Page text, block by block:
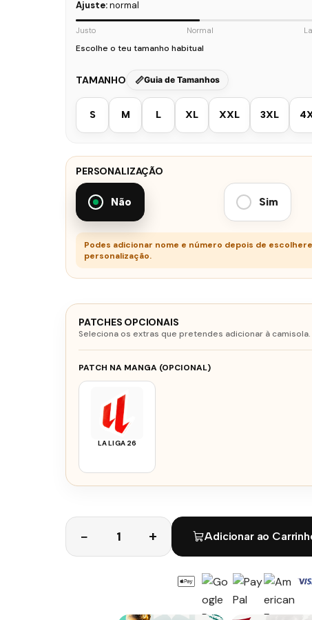
Ajuste:normal
Justo Normal
Escolhe o teu tamanho habitual
TAMANHO Guia de Tamanhos
S M L XL XXL 3XL
PERSONALIZAÇÃO
Não Sim
Podes adicionar nome e número depois de
personalização.
PATCHES OPCIONAIS
Seleciona os extras que pretendes adicionar à camisola.
PATCH NA MANGA (OPCIONAL)
LA LIGA 26
Quantidade
Adicionar ao